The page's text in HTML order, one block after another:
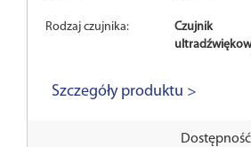
Rodzaj czujnika:
Czujnik
Szczegóły produktu >